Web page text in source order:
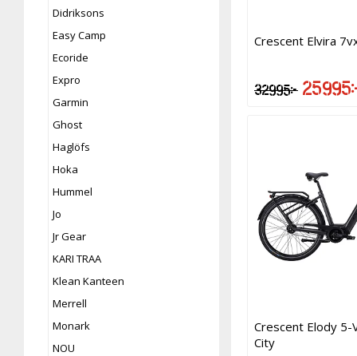
Didriksons
Easy Camp
Ecoride
Expro
Garmin
Ghost
Haglöfs
Hoka
Hummel
Jo
Jr Gear
KARI TRAA
Klean Kanteen
Merrell
Monark
NOU
Crescent Elvira
32 995 kr 25 995
Crescent Elody 5-
City